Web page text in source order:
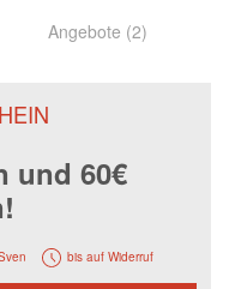
Angebote (2)
und 60€
bis auf Widerruf